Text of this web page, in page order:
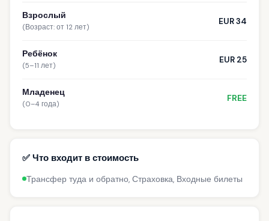
Взрослый
(Возраст: от 12 лет)
EUR 34
Ребёнок
(5–11 лет)
EUR 25
Младенец
(0–4 года)
FREE
✅ Что входит в стоимость
Трансфер туда и обратно, Страховка, Входные билеты